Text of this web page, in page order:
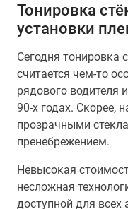
Тонировка
установки
Сегодня тонировка
считается чем-то
рядового водителя
90-х годах. Скорее,
прозрачными
пренебрежением.
Невысокая
несложная
доступной для всех